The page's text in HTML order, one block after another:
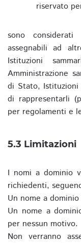
riservato
sono
assegnabili ad
Istituzioni
Amministrazione
di Stato,
di rappresentarli
per regolamenti e
5.3 Limitazioni
I nomi a dominio
richiedenti,
Un nome a
Un nome a
per nessun motivo.
Non verranno